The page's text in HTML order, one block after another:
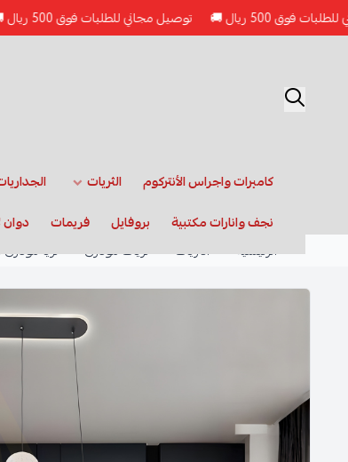
🚚 توصيل مجاني للطلبات فوق 500 ريال 🚚
كاميرات واجراس الأنتركوم الثريات
نجف وانارات مكتبية
بروفايل فريمات
الرئيسية
الثريات ثريات مودرن ثريا